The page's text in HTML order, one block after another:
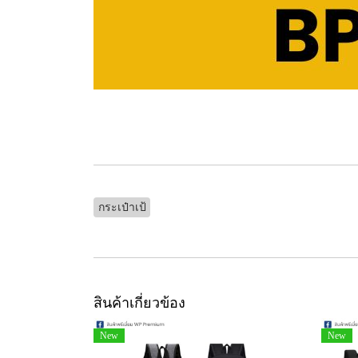
กระเป๋าเป้
สินค้าเกี่ยวข้อง
New New